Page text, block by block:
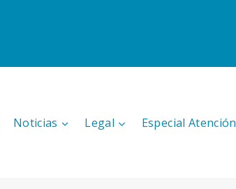
Noticias Legal Especial Atención